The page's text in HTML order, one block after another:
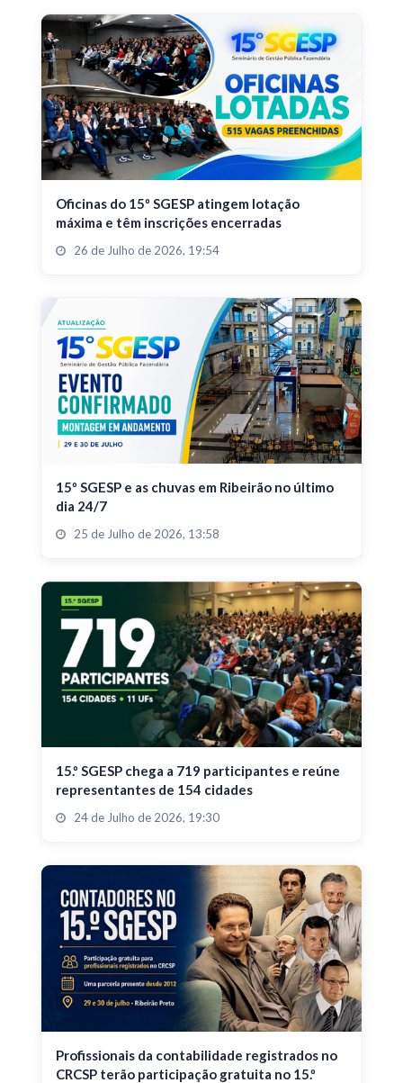
Oficinas do 15º SGESP atingem lotação
máxima e têm inscrições encerradas
26 de Julho de 2026, 19:54
15º SGESP e as chuvas em Ribeirão no último
dia 24/7
25 de Julho de 2026, 13:58
15.º SGESP chega a 719 participantes e reúne
representantes de 154 cidades
24 de Julho de 2026, 19:30
Profissionais da contabilidade registrados no
CRCSP terão participação gratuita no 15.º